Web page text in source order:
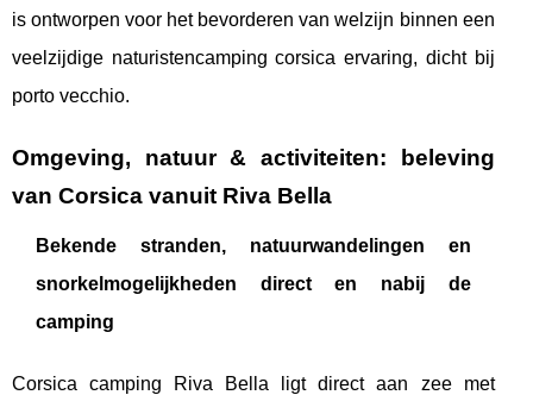
is ontworpen voor het bevorderen van welzijn binnen een
veelzijdige naturistencamping corsica ervaring, dicht bij
porto vecchio.
Omgeving, natuur & activiteiten: beleving
van Corsica vanuit Riva Bella
Bekende stranden, natuurwandelingen en
snorkelmogelijkheden direct en nabij de
camping
Corsica camping Riva Bella ligt direct aan zee met